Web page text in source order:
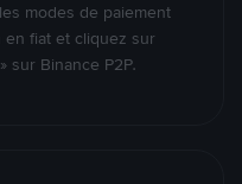
modes de paiement
en fiat et cliquez sur
sur Binance P2P.